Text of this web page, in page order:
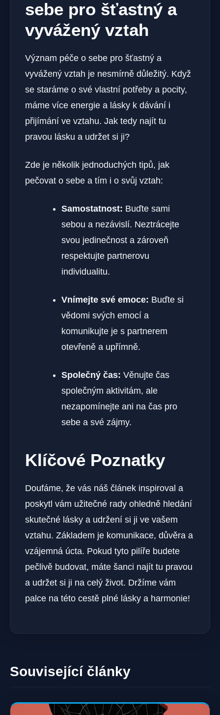
sebe pro šťastný a
vyvážený vztah
Význam péče o sebe pro šťastný a
vyvážený vztah je nesmírně důležitý. Když
se staráme o své vlastní potřeby a pocity,
máme více energie a lásky k dávání i
přijímání ve vztahu. Jak tedy najít tu
pravou lásku a udržet si ji?
Zde je několik jednoduchých tipů, jak
pečovat o sebe a tím i o svůj vztah:
Samostatnost: Buďte sami
sebou a nezávislí. Neztrácejte
svou jedinečnost a zároveň
respektujte partnerovu
individualitu.
Vnímejte své emoce: Buďte si
vědomi svých emocí a
komunikujte je s partnerem
otevřeně a upřímně.
Společný čas: Věnujte čas
společným aktivitám, ale
nezapomínejte ani na čas pro
sebe a své zájmy.
Klíčové Poznatky
Doufáme, že vás náš článek inspiroval a
poskytl vám užitečné rady ohledně hledání
skutečné lásky a udržení si ji ve vašem
vztahu. Základem je komunikace, důvěra a
vzájemná úcta. Pokud tyto pilíře budete
pečlivě budovat, máte šanci najít tu pravou
a udržet si ji na celý život. Držíme vám
palce na této cestě plné lásky a harmonie!
Související články